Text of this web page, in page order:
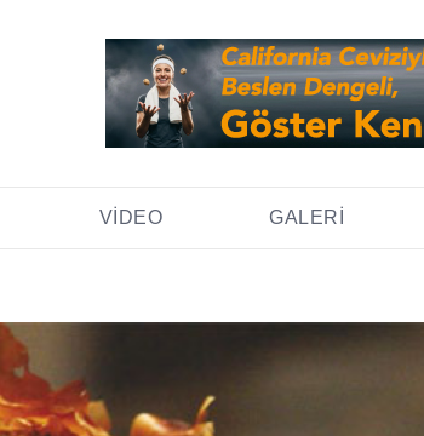
VIDEO GALERI